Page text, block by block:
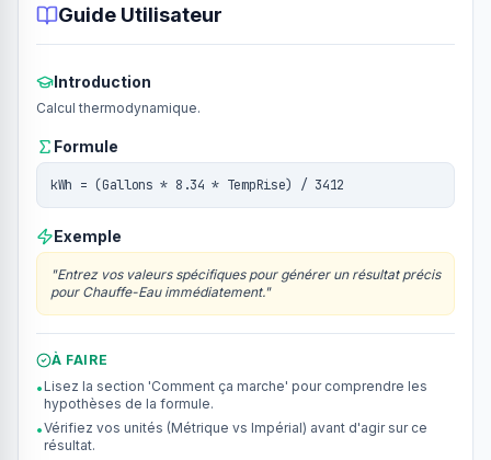
Guide Utilisateur
Introduction
Calcul thermodynamique.
Formule
kWh = (Gallons * 8.34 * TempRise) / 3412
Exemple
"Entrez vos valeurs spécifiques pour générer un résultat précis
pour Chauffe-Eau immédiatement."
À FAIRE
• Lisez la section 'Comment ça marche' pour comprendre les
hypothèses de la formule.
•Vérifiez vos unités (Métrique vs Impérial) avant d'agir sur ce
résultat.